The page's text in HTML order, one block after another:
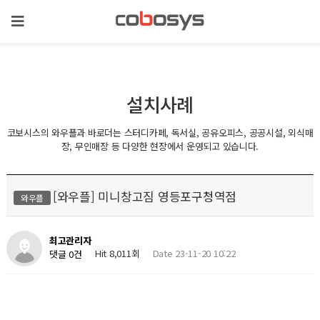
설치사례
코보시스의 와우플과 바로더는 스터디카페, 독서실, 공유오피스, 공공시설, 외식매
장, 무인매장 등 다양한 현장에서 운영되고 있습니다.
와우플 [와우플] 미니창고짐 영등포구청역점
최고관리자
댓글 0건
Hit 8,011회 Date 23-11-20 10:22